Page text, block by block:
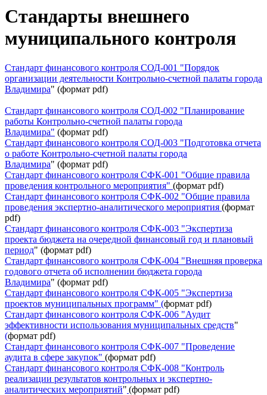
Стандарты внешнего
муниципального контроля
Стандарт финансового контроля СОД-001 "Порядок
организации деятельности Контрольно-счетной палаты города
Владимира" (формат pdf)
Стандарт финансового контроля СОД-002 "Планирование
работы Контрольно-счетной палаты города
Владимира" (формат pdf)
Стандарт финансового контроля СОД-003 "Подготовка отчета
о работе Контрольно-счетной палаты города
Владимира" (формат pdf)
Стандарт финансового контроля СФК-001 "Общие правила
проведения контрольного мероприятия" (формат pdf)
Стандарт финансового контроля СФК-002 "Общие правила
проведения экспертно-аналитического мероприятия (формат
pdf)
Стандарт финансового контроля СФК-003 "Экспертиза
проекта бюджета на очередной финансовый год и плановый
период" (формат pdf)
Стандарт финансового контроля СФК-004 "Внешняя проверка
годового отчета об исполнении бюджета города
Владимира" (формат pdf)
Стандарт финансового контроля СФК-005 "Экспертиза
проектов муниципальных программ" (формат pdf)
Стандарт финансового контроля СФК-006 "Аудит
эффективности использования муниципальных средств"
(формат pdf)
Стандарт финансового контроля СФК-007 "Проведение
аудита в сфере закупок" (формат pdf)
Стандарт финансового контроля СФК-008 "Контроль
реализации результатов контрольных и экспертно-
аналитических мероприятий" (формат pdf)